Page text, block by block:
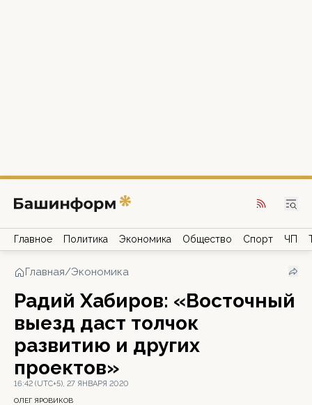
Главное Политика Экономика Общество Спорт ЧП
Главная/Экономика
Радий Хабиров: «Восточный
выезд даст толчок
развитию и других
проектов»
16:42 (UTC+5), 27 ЯНВАРЯ 2020
ОЛЕГ ЯРОВИКОВ